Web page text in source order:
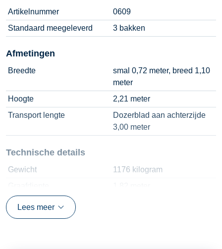
Artikelnummer
0609
Standaard meegeleverd
3 bakken
Afmetingen
Breedte
smal 0,72 meter, breed 1,10
meter
Hoogte
2,21 meter
Transport lengte
Dozerblad aan achterzijde
3,00 meter
Technische details
Gewicht
1176 kilogram
Hijslast ( horizontale mast )
Motor
Lees meer